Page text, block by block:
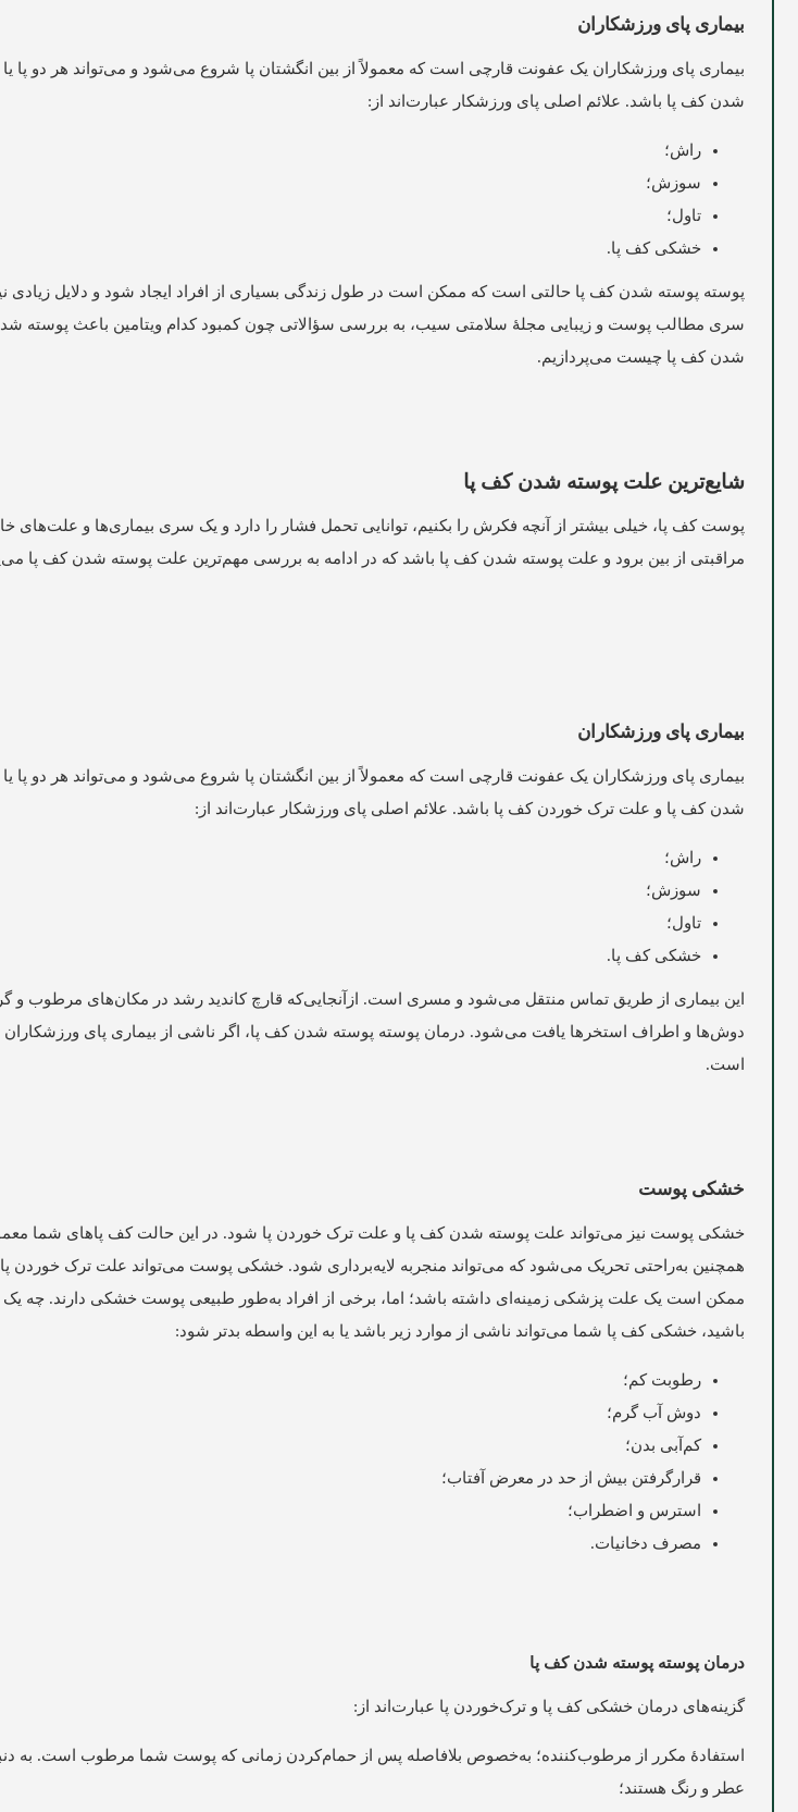
بیماری پای ورزشکاران
بیماری پای ورزشکاران یک عفونت قارچی است که معمولاً از بین انگشتان پا شروع می‌شود و می‌تواند هر دو پا
شدن کف پا باشد. علائم اصلی پای ورزشکار عبارت‌اند از:
راش؛
سوزش؛
تاول؛
خشکی کف پا.
پوسته پوسته شدن کف پا حالتی است که ممکن است در طول زندگی بسیاری از افراد ایجاد شود و دلایل زیادی
سری مطالب پوست و زیبایی مجلۀ سلامتی سیب، به بررسی سؤالاتی چون کمبود کدام ویتامین باعث پوسته
شدن کف پا چیست می‌پردازیم.
شایع‌ترین علت پوسته شدن کف پا
پوست کف پا، خیلی بیشتر از آنچه فکرش را بکنیم، توانایی تحمل فشار را دارد و یک سری بیماری‌ها و
مراقبتی از بین برود و علت پوسته شدن کف پا باشد که در ادامه به بررسی مهم‌ترین علت پوسته شدن کف پا
بیماری پای ورزشکاران
بیماری پای ورزشکاران یک عفونت قارچی است که معمولاً از بین انگشتان پا شروع می‌شود و می‌تواند هر دو پا
شدن کف پا و علت ترک خوردن کف پا باشد. علائم اصلی پای ورزشکار عبارت‌اند از:
راش؛
سوزش؛
تاول؛
خشکی کف پا.
این بیماری از طریق تماس منتقل می‌شود و مسری است. ازآنجایی‌که قارچ کاندید رشد در مکان‌های مرطوب
دوش‌ها و اطراف استخرها یافت می‌شود. درمان پوسته پوسته شدن کف پا، اگر ناشی از بیماری پای
است.
خشکی پوست
خشکی پوست نیز می‌تواند علت پوسته شدن کف پا و علت ترک خوردن پا شود. در این حالت کف پاهای شما
همچنین به‌راحتی تحریک می‌شود که می‌تواند منجربه لایه‌برداری شود. خشکی پوست می‌تواند علت ترک خوردن
ممکن است یک علت پزشکی زمینه‌ای داشته باشد؛ اما، برخی از افراد به‌طور طبیعی پوست خشکی دارند. چه یک
باشید، خشکی کف پا شما می‌تواند ناشی از موارد زیر باشد یا به این واسطه‌ بدتر شود:
رطوبت کم؛
دوش آب گرم؛
کم‌آبی بدن؛
قرارگرفتن بیش از حد در معرض آفتاب؛
استرس و اضطراب؛
مصرف دخانیات.
درمان پوسته پوسته شدن کف پا
گزینه‌های درمان خشکی کف پا و ترک‌خوردن پا عبارت‌اند از:
استفادۀ مکرر از مرطوب‌کننده؛ به‌خصوص بلافاصله پس از حمام‌کردن زمانی که پوست شما مرطوب است. به
عطر و رنگ هستند؛